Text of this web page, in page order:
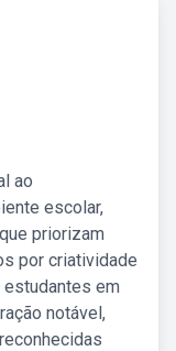
ao
escolar,
priorizam
por criatividade
em
notável,